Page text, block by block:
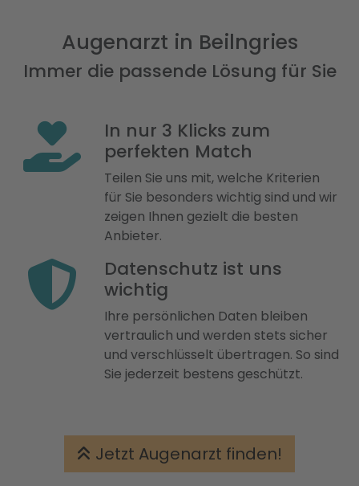
Augenarzt in Beilngries
Immer die passende Lösung für Sie
In nur 3 Klicks zum
perfekten Match
Teilen Sie uns mit, welche Kriterien
für Sie besonders wichtig sind und wir
zeigen Ihnen gezielt die besten
Anbieter.
Datenschutz ist uns
wichtig
Ihre persönlichen Daten bleiben
vertraulich und werden stets sicher
und verschlüsselt übertragen. So sind
Sie jederzeit bestens geschützt.
Jetzt Augenarzt finden!